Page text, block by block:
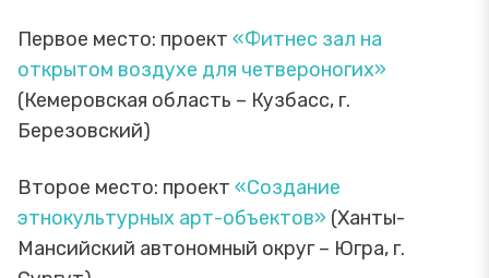
Первое место: проект «Фитнес зал на
открытом воздухе для четвероногих»
(Кемеровская область – Кузбасс, г.
Березовский)
Второе место: проект «Создание
этнокультурных арт-объектов» (Ханты-
Мансийский автономный округ – Югра, г.